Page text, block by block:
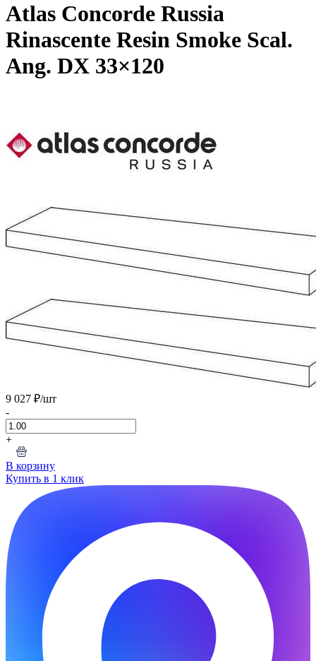
Atlas Concorde Russia
Rinascente Resin Smoke Scal.
Ang. DX 33×120
9 027 ₽/шт
-
+
В корзину
Купить в 1 клик